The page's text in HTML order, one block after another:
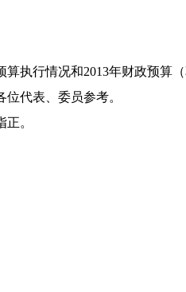
执行情况和2013年财政预算
代表、委员参考。
。